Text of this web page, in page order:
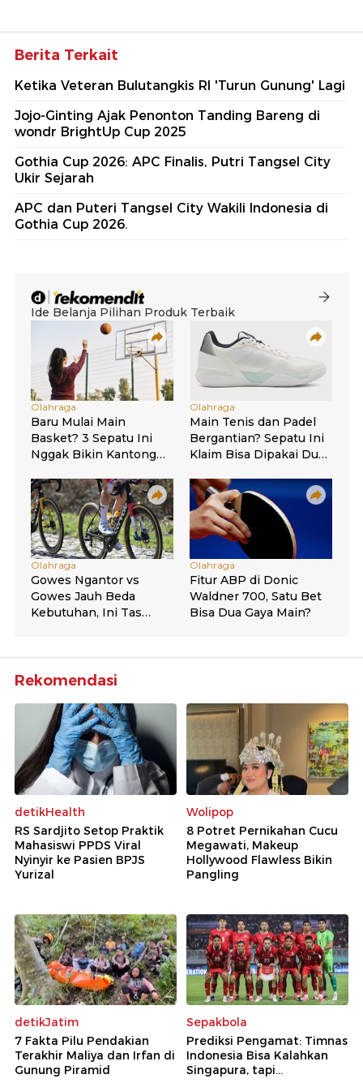
Berita Terkait
Ketika Veteran Bulutangkis RI 'Turun Gunung' Lagi
Jojo-Ginting Ajak Penonton Tanding Bareng di
wondr BrightUp Cup 2025
Gothia Cup 2026: APC Finalis, Putri Tangsel City
Ukir Sejarah
APC dan Puteri Tangsel City Wakili Indonesia di
Gothia Cup 2026.
Rekomendasi
detikHealth
RS Sardjito Setop Praktik
Mahasiswi PPDS Viral
Nyinyir ke Pasien BPJS
Yurizal
Wolipop
8 Potret Pernikahan Cucu
Megawati, Makeup
Hollywood Flawless Bikin
Pangling
detikJatim
7 Fakta Pilu Pendakian
Terakhir Maliya dan Irfan di
Gunung Piramid
Sepakbola
Prediksi Pengamat: Timnas
Indonesia Bisa Kalahkan
Singapura, tapi...